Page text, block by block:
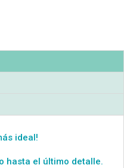
ideal!
hasta el último detalle.